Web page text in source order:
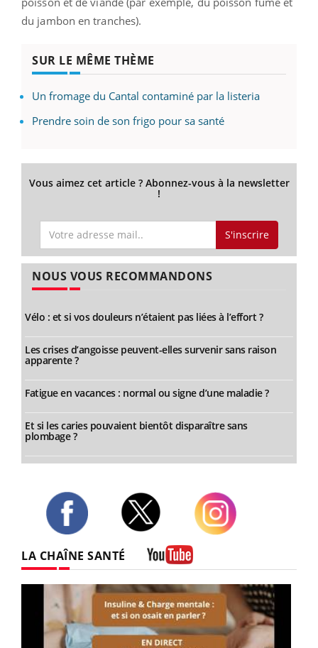
du jambon en tranches).
SUR LE MÊME THÈME
Un fromage du Cantal contaminé par la listeria
Prendre soin de son frigo pour sa santé
Vous aimez cet article ? Abonnez-vous à la newsletter
!
S'inscrire
NOUS VOUS RECOMMANDONS
Vélo : et si vos douleurs n’étaient pas liées à l’effort ?
Les crises d’angoisse peuvent-elles survenir sans raison
apparente ?
Fatigue en vacances : normal ou signe d’une maladie ?
Et si les caries pouvaient bientôt disparaître sans
plombage ?
LA CHAÎNE SANTÉ